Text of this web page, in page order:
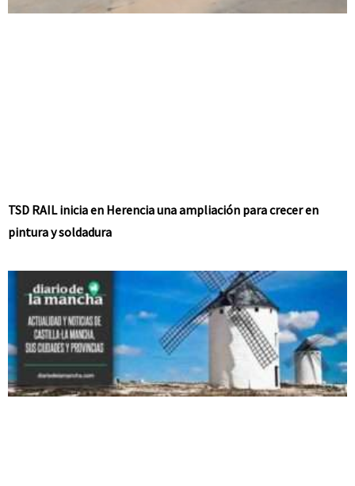
TSD RAIL inicia en Herencia una ampliación para crecer en
pintura y soldadura